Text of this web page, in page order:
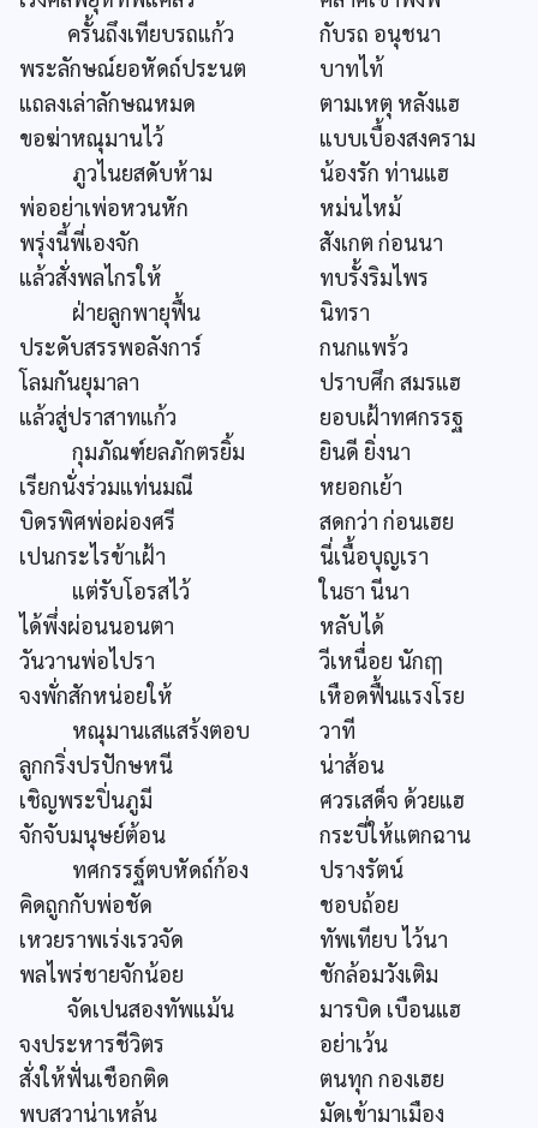
ครั้นถึงเทียบรถแก้ว
กับรถ อนุชนา
พระลักษณ์ยอหัดถ์ประนต
บาทไท้
แถลงเล่าลักษณหมด
ตามเหตุ หลังแฮ
ขอฆ่าหณุมานไว้
แบบเบื้องสงคราม
ภูวไนยสดับห้าม
น้องรัก ท่านแฮ
พ่ออย่าเพ่อหวนหัก
หม่นไหม้
พรุ่งนี้พี่เองจัก
สังเกต ก่อนนา
แล้วสั่งพลไกรให้
ทบรั้งริมไพร
ฝ่ายลูกพายุฟื้น
นิทรา
ประดับสรรพอลังการ์
กนกแพร้ว
โลมกันยุมาลา
ปราบศึก สมรแฮ
แล้วสู่ปราสาทแก้ว
ยอบเฝ้าทศกรรฐ
กุมภัณฑ์ยลภักตรยิ้ม
ยินดี ยิ่งนา
เรียกนั่งร่วมแท่นมณี
หยอกเย้า
บิดรพิศพ่อผ่องศรี
สดกว่า ก่อนเฮย
เปนกระไรข้าเฝ้า
นี่เนื้อบุญเรา
แต่รับโอรสไว้
ในธา นีนา
ได้พึ่งผ่อนนอนตา
หลับได้
วันวานพ่อไปรา
วีเหนื่อย นักฤๅ
จงพั่กสักหน่อยให้
เหือดฟื้นแรงโรย
หณุมานเสแสร้งตอบ
วาที
ลูกกริ่งปรปักษหนี
น่าส้อน
เชิญพระปิ่นภูมี
ศวรเสด็จ ด้วยแฮ
จักจับมนุษย์ต้อน
กระบี่ให้แตกฉาน
ทศกรรฐ์ตบหัดถ์ก้อง
ปรางรัตน์
คิดถูกกับพ่อชัด
ชอบถ้อย
เหวยราพเร่งเรวจัด
ทัพเทียบ ไว้นา
พลไพร่ชายจักน้อย
ชักล้อมวังเติม
จัดเปนสองทัพแม้น
มารบิด เบือนแฮ
จงประหารชีวิตร
อย่าเว้น
สั่งให้ฟั่นเชือกติด
ตนทุก กองเฮย
พบสวาน่าเหล้น
มัดเข้ามาเมือง